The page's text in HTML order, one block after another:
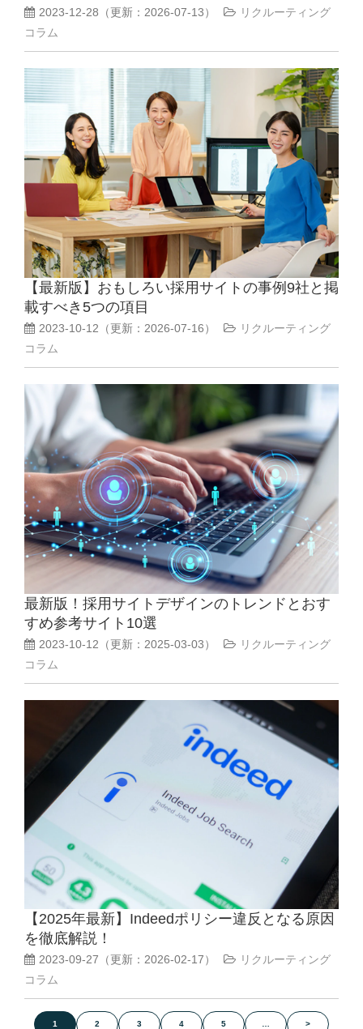
2023-12-28 （更新： 2026-07-13）
リクルーティング
コラム
【最新版】おもしろい採用サイトの事例9社と掲
載すべき5つの項目
2023-10-12 （更新： 2026-07-16）
リクルーティング
コラム
最新版！採用サイトデザインのトレンドとおす
すめ参考サイト10選
2023-10-12 （更新： 2025-03-03）
リクルーティング
コラム
【2025年最新】Indeedポリシー違反となる原因
を徹底解説！
2023-09-27 （更新： 2026-02-17）
リクルーティング
コラム
1 2 3 4 5 >